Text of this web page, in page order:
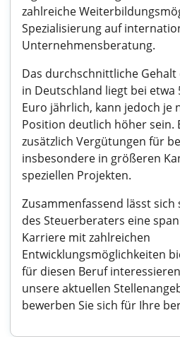
zahlreiche
Spezialisierung auf
Unternehmensberatung.
Das durchschnittliche
in Deutschland liegt bei etwa
Euro jährlich, kann jedoch je
Position deutlich höher sein.
zusätzlich Vergütungen für
insbesondere in größeren
speziellen Projekten.
Zusammenfassend lässt sich
des Steuerberaters eine
Karriere mit zahlreichen
Entwicklungsmöglichkeiten
für diesen Beruf
unsere aktuellen
bewerben Sie sich für Ihre